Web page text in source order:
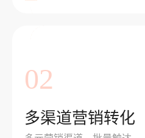
02
多渠道营销转化